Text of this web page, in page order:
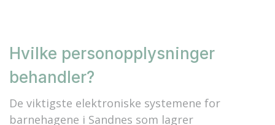
Hvilke personopplysninger
behandler?
De viktigste elektroniske systemene for
barnehagene i Sandnes som lagrer